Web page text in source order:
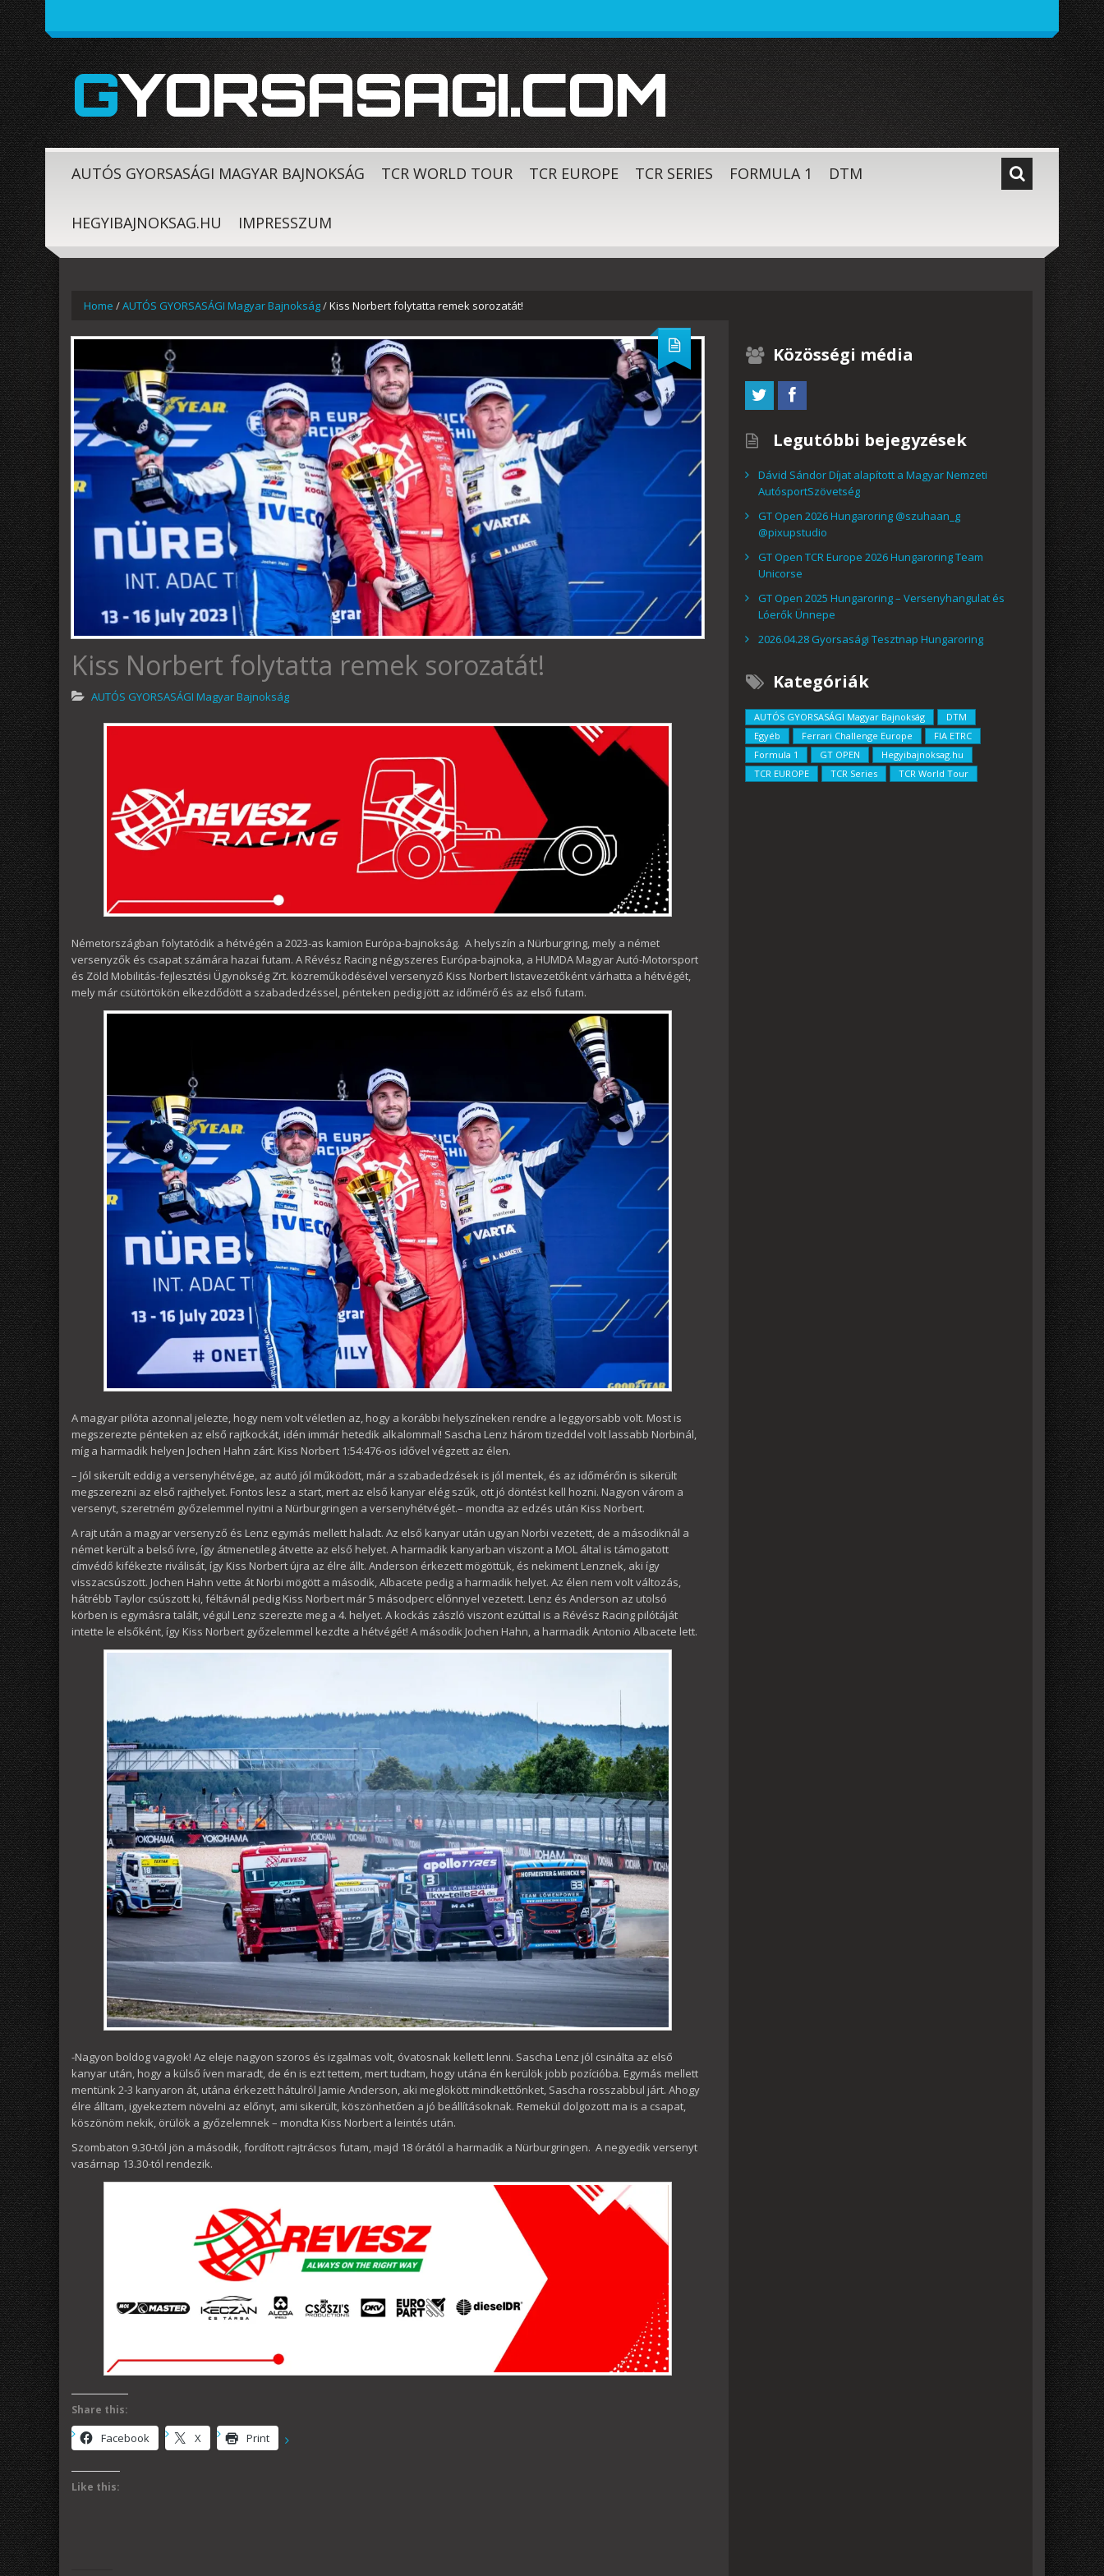
GYORSASAGI.COM
AUTÓS GYORSASÁGI MAGYAR BAJNOKSÁG TCR WORLD TOUR TCR EUROPE TCR SERIES FORMULA 1 DTM
HEGYIBAJNOKSAG.HU IMPRESSZUM
Home /AUTÓS GYORSASÁGI Magyar Bajnokság/Kiss Norbert folytatta remek sorozatát!
Kiss Norbert folytatta remek sorozatát!
AUTÓS GYORSASÁGI Magyar Bajnokság
Németországban folytatódik a hétvégén a 2023-as kamion Európa-bajnokság. A helyszín a Nürburgring, mely a német
versenyzők és csapat számára hazai futam. A Révész Racing négyszeres Európa-bajnoka, a HUMDA Magyar Autó-Motorsport
és Zöld Mobilitás-fejlesztési Ügynökség Zrt. közreműködésével versenyző Kiss Norbert listavezetőként várhatta a hétvégét,
mely már csütörtökön elkezdődött a szabadedzéssel, pénteken pedig jött az időmérő és az első futam.
A magyar pilóta azonnal jelezte, hogy nem volt véletlen az, hogy a korábbi helyszíneken rendre a leggyorsabb volt. Most is
megszerezte pénteken az első rajtkockát, idén immár hetedik alkalommal! Sascha Lenz három tizeddel volt lassabb Norbinál,
míg a harmadik helyen Jochen Hahn zárt. Kiss Norbert 1:54:476-os idővel végzett az élen.
– Jól sikerült eddig a versenyhétvége, az autó jól működött, már a szabadedzések is jól mentek, és az időmérőn is sikerült
megszerezni az első rajthelyet. Fontos lesz a start, mert az első kanyar elég szűk, ott jó döntést kell hozni. Nagyon várom a
versenyt, szeretném győzelemmel nyitni a Nürburgringen a versenyhétvégét.– mondta az edzés után Kiss Norbert.
A rajt után a magyar versenyző és Lenz egymás mellett haladt. Az első kanyar után ugyan Norbi vezetett, de a másodiknál a
német került a belső ívre, így átmenetileg átvette az első helyet. A harmadik kanyarban viszont a MOL által is támogatott
címvédő kifékezte riválisát, így Kiss Norbert újra az élre állt. Anderson érkezett mögöttük, és nekiment Lenznek, aki így
visszacsúszott. Jochen Hahn vette át Norbi mögött a második, Albacete pedig a harmadik helyet. Az élen nem volt változás,
hátrébb Taylor csúszott ki, féltávnál pedig Kiss Norbert már 5 másodperc előnnyel vezetett. Lenz és Anderson az utolsó
körben is egymásra talált, végül Lenz szerezte meg a 4. helyet. A kockás zászló viszont ezúttal is a Révész Racing pilótáját
intette le elsőként, így Kiss Norbert győzelemmel kezdte a hétvégét! A második Jochen Hahn, a harmadik Antonio Albacete lett.
-Nagyon boldog vagyok! Az eleje nagyon szoros és izgalmas volt, óvatosnak kellett lenni. Sascha Lenz jól csinálta az első
kanyar után, hogy a külső íven maradt, de én is ezt tettem, mert tudtam, hogy utána én kerülök jobb pozícióba. Egymás mellett
mentünk 2-3 kanyaron át, utána érkezett hátulról Jamie Anderson, aki meglökött mindkettőnket, Sascha rosszabbul járt. Ahogy
élre álltam, igyekeztem növelni az előnyt, ami sikerült, köszönhetően a jó beállításoknak. Remekül dolgozott ma is a csapat,
köszönöm nekik, örülök a győzelemnek – mondta Kiss Norbert a leintés után.
Szombaton 9.30-tól jön a második, fordított rajtrácsos futam, majd 18 órától a harmadik a Nürburgringen. A negyedik versenyt
vasárnap 13.30-tól rendezik.
Share this:
Facebook X Print
Like this:
Közösségi média
Legutóbbi bejegyzések
Dávid Sándor Díjat alapított a Magyar Nemzeti
AutósportSzövetség
GT Open 2026 Hungaroring @szuhaan_g
@pixupstudio
GT Open TCR Europe 2026 Hungaroring Team
Unicorse
GT Open 2025 Hungaroring – Versenyhangulat és
Lóerők Ünnepe
2026.04.28 Gyorsasági Tesztnap Hungaroring
Kategóriák
AUTÓS GYORSASÁGI Magyar Bajnokság
DTM
Egyéb
Ferrari Challenge Europe
FIA ETRC
Formula 1
GT OPEN
Hegyibajnoksag.hu
TCR EUROPE
TCR Series TCR World Tour